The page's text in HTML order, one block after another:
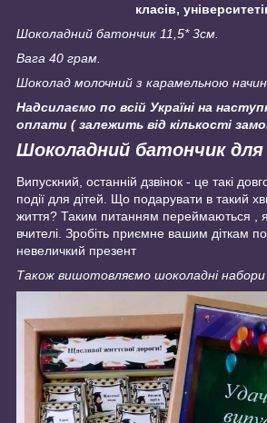
класів,
Шоколадний батончик 11,5* 3см.
Вага 40 грам.
Шоколад молочний з карамельною
Надсилаємо по всій Україні на
оплати ( залежить від кількості
Шоколадний батончик для
Випускний, останній дзвінок - це такі
події для дітей. Що подарувати в такий
життя? Таким питанням переймаються ,
вчителі. Зробіть приємне вашим діткам
невеличкий презент
Також вишотовляємо шоколадні набори